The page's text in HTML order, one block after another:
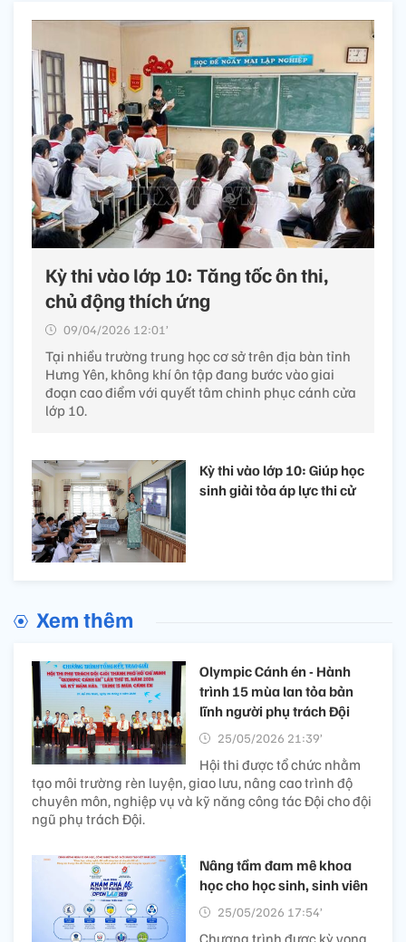
Kỳ thi vào lớp 10: Tăng tốc ôn thi,
chủ động thích ứng
09/04/2026 12:01’
Tại nhiều trường trung học cơ sở trên địa bàn tỉnh
Hưng Yên, không khí ôn tập đang bước vào giai
đoạn cao điểm với quyết tâm chinh phục cánh cửa
lớp 10.
Kỳ thi vào lớp 10: Giúp học
sinh giải tỏa áp lực thi cử
Xem thêm
Olympic Cánh én - Hành
trình 15 mùa lan tỏa bản
lĩnh người phụ trách Đội
25/05/2026 21:39’
Hội thi được tổ chức nhằm
tạo môi trường rèn luyện, giao lưu, nâng cao trình độ
chuyên môn, nghiệp vụ và kỹ năng công tác Đội cho đội
ngũ phụ trách Đội.
Nâng tầm đam mê khoa
học cho học sinh, sinh viên
25/05/2026 17:54’